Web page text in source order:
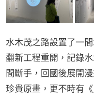
水木茂之路設置了一
翻新工程重開，記錄
間斷手，回國後展開
珍貴原畫，更不時有